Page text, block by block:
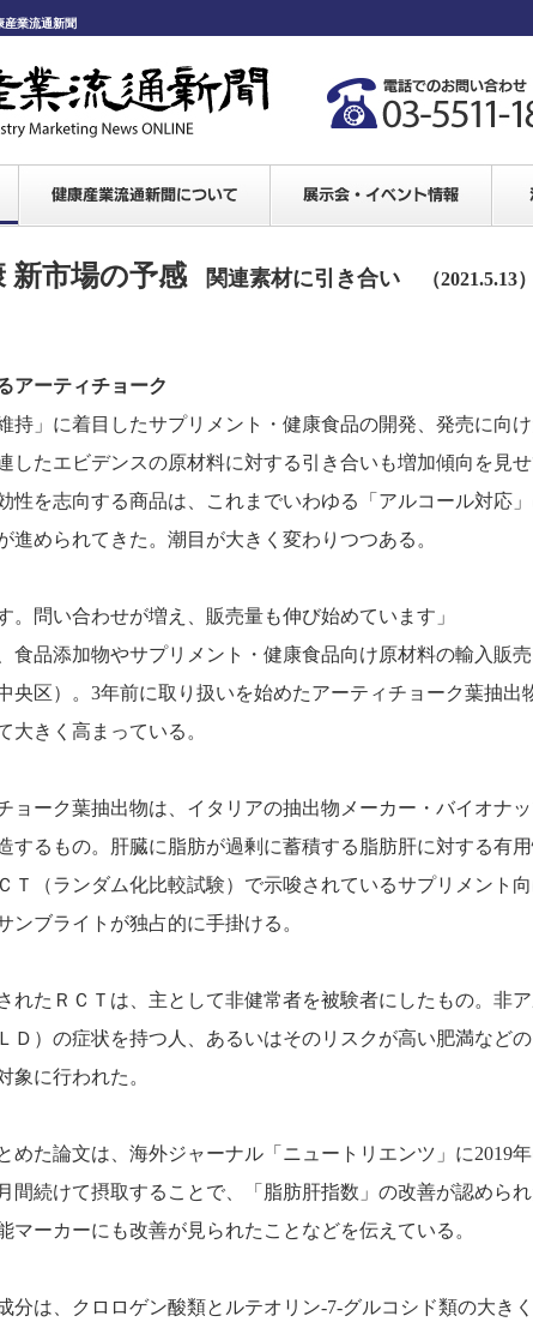
産業流通新聞
新市場の予感 関連素材に引き合い （2021.5.13）
アーティチョーク
持」に着目したサプリメント・健康食品の開発、発売に向
したエビデンスの原材料に対する引き合いも増加傾向を見
性を志向する商品は、これまでいわゆる「アルコール対応
進められてきた。潮目が大きく変わりつつある。
問い合わせが増え、販売量も伸び始めています」
食品添加物やサプリメント・健康食品向け原材料の輸入販
央区）。3年前に取り扱いを始めたアーティチョーク葉抽出
大きく高まっている。
ーク葉抽出物は、イタリアの抽出物メーカー・バイオナッ
するもの。肝臓に脂肪が過剰に蓄積する脂肪肝に対する有
Ｔ（ランダム化比較試験）で示唆されているサプリメント
ンブライトが独占的に手掛ける。
れたＲＣＴは、主として非健常者を被験者にしたもの。非
Ｄ）の症状を持つ人、あるいはそのリスクが高い肥満など
象に行われた。
た論文は、海外ジャーナル「ニュートリエンツ」に2019
間続けて摂取することで、「脂肪肝指数」の改善が認めら
マーカーにも改善が見られたことなどを伝えている。
は、クロロゲン酸類とルテオリン‐7‐グルコシド類の大き